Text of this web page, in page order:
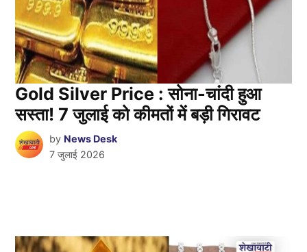
Gold Silver Price : सोना-चांदी हुआ
सस्ता! 7 जुलाई को कीमतों में बड़ी गिरावट
by News Desk
7 जुलाई 2026